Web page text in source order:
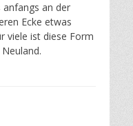
anfangs an der
Ecke etwas
viele ist diese Form